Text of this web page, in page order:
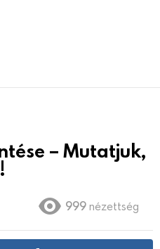
– Mutatjuk,
999 nézettség